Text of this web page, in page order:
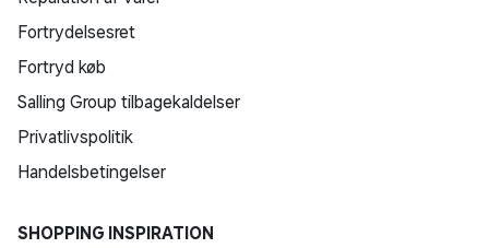
Fortrydelsesret
Fortryd køb
Salling Group tilbagekaldelser
Privatlivspolitik
Handelsbetingelser
SHOPPING INSPIRATION